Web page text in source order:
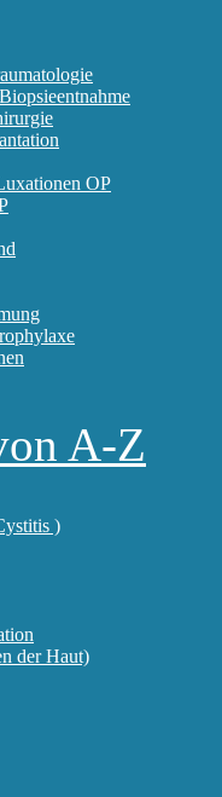
OP
A-Z
)
der Haut)